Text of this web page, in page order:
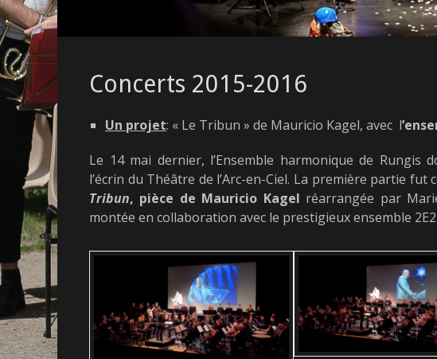
Concerts 2015-2016
Un projet: « Le Tribun » de Mauricio Kagel, avec l
Le 14 mai dernier, l’Ensemble harmonique de
l’écrin du Théâtre de l’Arc-en-Ciel. La première partie fut
Tribun, pièce de Mauricio Kagel réarrangée par
montée en collaboration avec le prestigieux ensemble